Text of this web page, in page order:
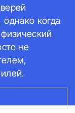
когда
не